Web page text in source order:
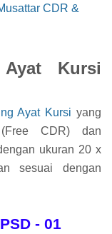
CDR &
Kursi
Ayat Kursi yang
CDR) dan
ukuran 20 x
sesuai dengan
- 01